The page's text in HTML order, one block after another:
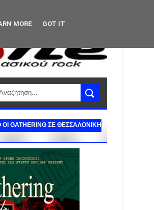
GATHERING ΣΕ ΘΕΣΣΑΛΟΝΙΚΗ
MORE GOT IT